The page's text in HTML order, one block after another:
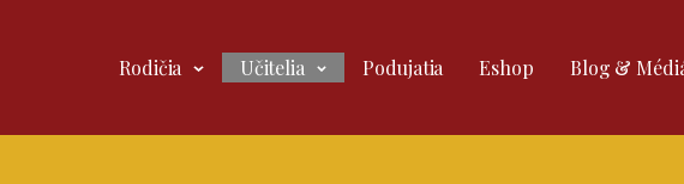
Rodičia Učitelia Podujatia Eshop Blog &